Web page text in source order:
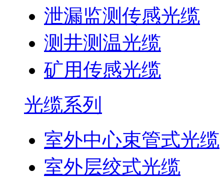
泄漏监测传感光缆
测井测温光缆
矿用传感光缆
光缆系列
室外中心束管式光缆
室外层绞式光缆